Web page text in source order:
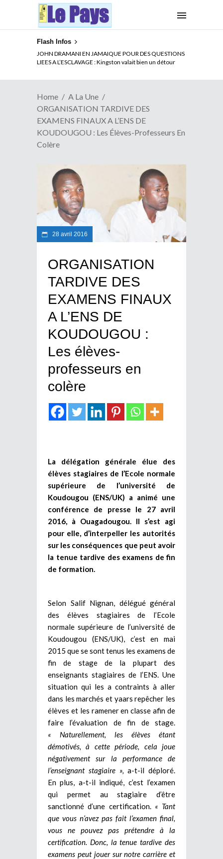
Flash Infos
JOHN DRAMANI EN JAMAIQUE POUR DES QUESTIONS
LIEES A L’ESCLAVAGE : Kingston valait bien un détour
ELECTION DE TALON A LA TETE DU SENAT BENINOIS :
Quand Patrice quitte le pouvoir sans partir !
Home
A La Une
ORGANISATION TARDIVE DES
EXAMENS FINAUX A L’ENS DE
KOUDOUGOU : Les Élèves-Professeurs En
Colère
28 avril 2016
ORGANISATION
TARDIVE DES
EXAMENS FINAUX
A L’ENS DE
KOUDOUGOU :
Les élèves-
professeurs en
colère
La délégation générale élue des
élèves stagiaires de l’Ecole normale
supérieure de l’université de
Koudougou (ENS/UK) a animé une
conférence de presse le 27 avril
2016, à Ouagadougou. Il s’est agi
pour elle, d’interpeller les autorités
sur les conséquences que peut avoir
la tenue tardive des examens de fin
de formation.
Selon Salif Nignan, délégué général
des élèves stagiaires de l’Ecole
normale supérieure de l’université de
Koudougou (ENS/UK), c’est en mai
2015 que se sont tenus les examens de
fin de stage de la plupart des
enseignants stagiaires de l’ENS. Une
situation qui les a contraints à aller
dans les marchés et yaars repêcher les
élèves et les ramener en classe afin de
faire l’évaluation de fin de stage.
« Naturellement, les élèves étant
démotivés, à cette période, cela joue
négativement sur la performance de
l’enseignant stagiaire », a-t-il déploré.
En plus, a-t-il indiqué, c’est l’examen
qui permet au stagiaire d’être
sanctionné d’une certification. « Tant
que vous n’avez pas fait l’examen final,
vous ne pouvez pas prétendre à la
certification. Donc, la tenue tardive des
examens peut jouer sur notre carrière et